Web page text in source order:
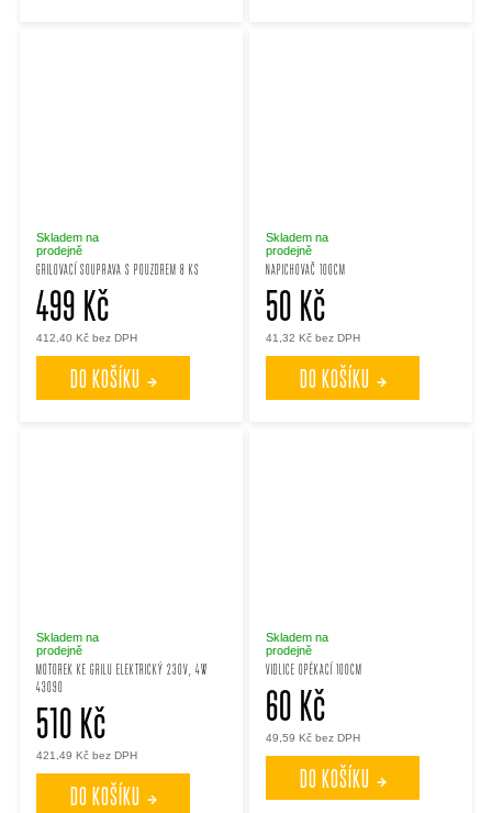
GRILOVACÍ SOUPRAVA S POUZDREM 8 KS
Skladem na
prodejně
412,40 Kč bez DPH
499 Kč
DO KOŠÍKU
NAPICHOVAČ 100CM
Skladem na
prodejně
41,32 Kč bez DPH
50 Kč
DO KOŠÍKU
MOTOREK KE GRILU ELEKTRICKÝ 230V, 4W
43090
Skladem na
prodejně
421,49 Kč bez DPH
510 Kč
DO KOŠÍKU
VIDLICE OPÉKACÍ 100CM
Skladem na
prodejně
49,59 Kč bez DPH
60 Kč
DO KOŠÍKU